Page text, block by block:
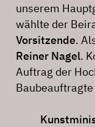
unserem
wählte der
Vorsitzende.
Reiner Nagel.
Auftrag der
Baubeauftragte